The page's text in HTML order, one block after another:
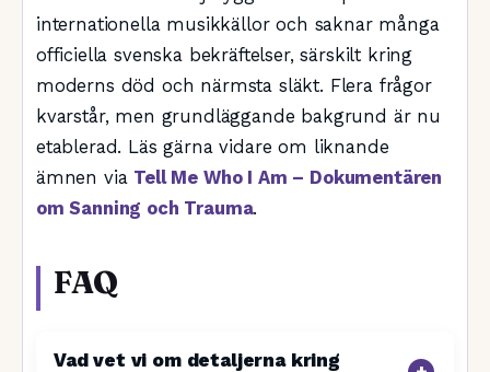
internationella musikkällor och saknar många
officiella svenska bekräftelser, särskilt kring
moderns död och närmsta släkt. Flera frågor
kvarstår, men grundläggande bakgrund är nu
etablerad. Läs gärna vidare om liknande
ämnen via Tell Me Who I Am – Dokumentären
om Sanning och Trauma.
FAQ
Vad vet vi om detaljerna kring